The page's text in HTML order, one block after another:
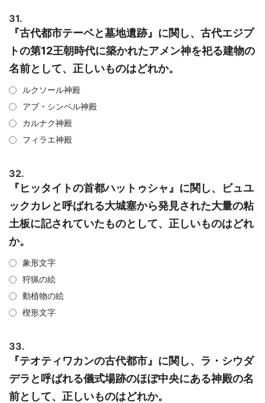
31.
『古代都市テーベと墓地遺跡』に関し、古代エジプ
トの第12王朝時代に築かれたアメン神を祀る建物の
名前として、正しいものはどれか。
ルクソール神殿
アブ・シンベル神殿
カルナク神殿
フィラエ神殿
32.
『ヒッタイトの首都ハットゥシャ』に関し、ビュユ
ックカレと呼ばれる大城塞から発見された大量の粘
土板に記されていたものとして、正しいものはどれ
か。
象形文字
狩猟の絵
動植物の絵
楔形文字
33.
『テオティワカンの古代都市』に関し、ラ・シウダ
デラと呼ばれる儀式場跡のほぼ中央にある神殿の名
前として、正しいものはどれか。